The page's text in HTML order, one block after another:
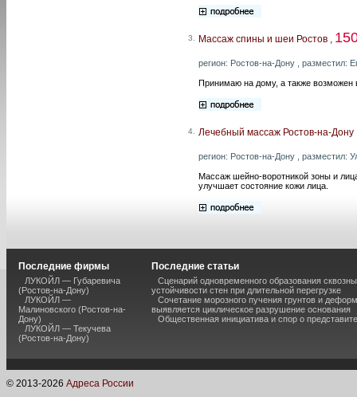
3. Массаж спины и шеи Ростов ,
регион: Ростов-на-Дону , разместил:
Принимаю на дому, а также
4. Лечебный массаж Ростов-на-Дону
регион: Ростов-на-Дону , разместил:
Массаж шейно-воротникой зоны и
улучшает состояние кожи лица.
Последние фирмы
ЛУКОЙЛ — Губаревича
(Ростов-на-Дону)
ЛУКОЙЛ —
Малиновского (Ростов-на-
Дону)
ЛУКОЙЛ — Текучева
(Ростов-на-Дону)
Последние статьи
Сценарий одновременного образования
устойчивости стен при длительной перегрузке
Сочетание морозного пучения грунтов и
выявляется циклическое разрушение основания
Общественная инициатива и спор о
© 2013-2026 Адреса России